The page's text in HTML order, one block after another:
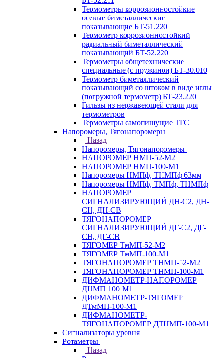
Термометры коррозионностойкие
осевые биметаллические
показывающие БТ-51.220
Термометр коррозионностойкий
радиальный биметаллический
показывающий БТ-52.220
Термометры общетехнические
специальные (с пружиной) БТ-30.010
Термометр биметаллический
показывающий со штоком в виде иглы
(погружной термометр) БТ-23.220
Гильзы из нержавеющей стали для
термометров
Термометры самопишущие ТГС
Напоромеры, Тягонапоромеры
Назад
Напоромеры, Тягонапоромеры
НАПОРОМЕР НМП-52-М2
НАПОРОМЕР НМП-100-М1
Напоромеры НМПф, ТНМПф 63мм
Напоромеры НМПф, ТМПф, ТНМПф
НАПОРОМЕР
СИГНАЛИЗИРУЮЩИЙ ДН-С2, ДН-
СН, ДН-СВ
ТЯГОНАПОРОМЕР
СИГНАЛИЗИРУЮЩИЙ ДГ-С2, ДГ-
СН, ДГ-СВ
ТЯГОМЕР ТмМП-52-М2
ТЯГОМЕР ТмМП-100-М1
ТЯГОНАПОРОМЕР ТНМП-52-М2
ТЯГОНАПОРОМЕР ТНМП-100-М1
ДИФМАНОМЕТР-НАПОРОМЕР
ДНМП-100-М1
ДИФМАНОМЕТР-ТЯГОМЕР
ДТмМП-100-М1
ДИФМАНОМЕТР-
ТЯГОНАПОРОМЕР ДТНМП-100-М1
Сигнализаторы уровня
Ротаметры
Назад